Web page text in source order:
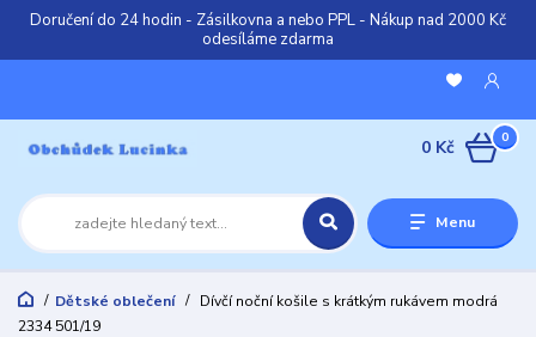
Doručení do 24 hodin - Zásilkovna a nebo PPL - Nákup nad 2000 Kč
odesíláme zdarma
Menu
0
0 Kč
Dětské oblečení
Dívčí noční košile s krátkým rukávem modrá
2334 501/19